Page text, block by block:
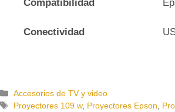
Compatibilidad
Conectividad
C
a
Accesorios de TV y video
E
Proyectores 109 w, Proyectores Epson